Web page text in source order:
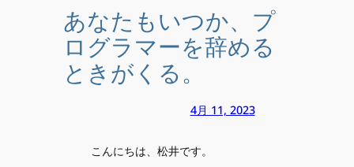
あなたもいつか、プ
ログラマーを辞める
ときがくる。
4月 11, 2023
こんにちは、松井です。